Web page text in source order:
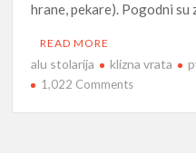
hrane, pekare). Pogodni
READ MORE
alu stolarija klizna vrata
1,022 Commentson